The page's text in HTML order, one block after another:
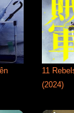
11
(2024)